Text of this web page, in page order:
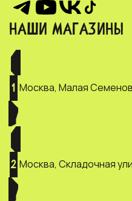
НАШИ МАГАЗИНЫ
1 Москва, Малая
2 Москва, Складочная